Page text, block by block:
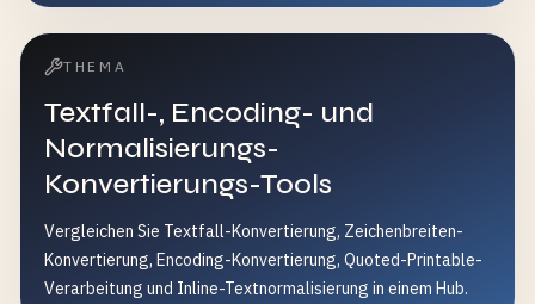
THEMA
Textfall-, Encoding- und
Normalisierungs-
Konvertierungs-Tools
Vergleichen Sie Textfall-Konvertierung, Zeichenbreiten-
Konvertierung, Encoding-Konvertierung, Quoted-Printable-
Verarbeitung und Inline-Textnormalisierung in einem Hub.